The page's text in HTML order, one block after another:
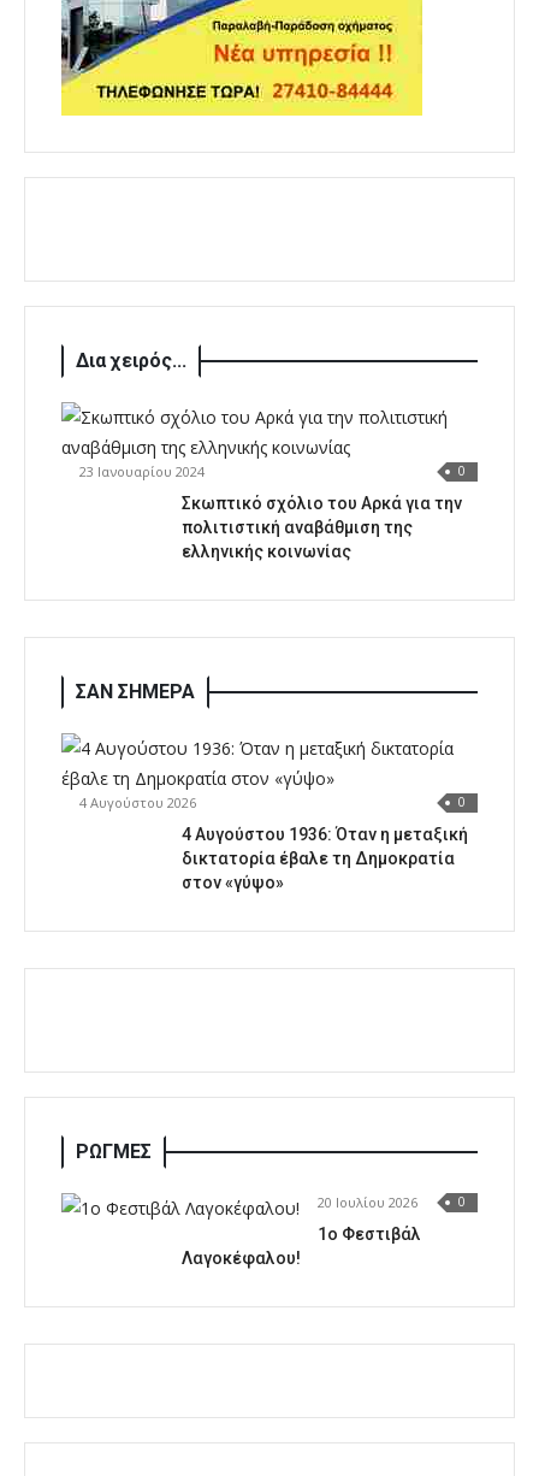
Δια χειρός...
23 Ιανουαρίου 2024 0
Σκωπτικό σχόλιο του Αρκά για την
πολιτιστική αναβάθμιση της
ελληνικής κοινωνίας
ΣΑΝ ΣΗΜΕΡΑ
4 Αυγούστου 2026 0
4 Αυγούστου 1936: Όταν η μεταξική
δικτατορία έβαλε τη Δημοκρατία
στον «γύψο»
ΡΩΓΜΕΣ
20 Ιουλίου 2026 0
1o Φεστιβάλ
Λαγοκέφαλου!